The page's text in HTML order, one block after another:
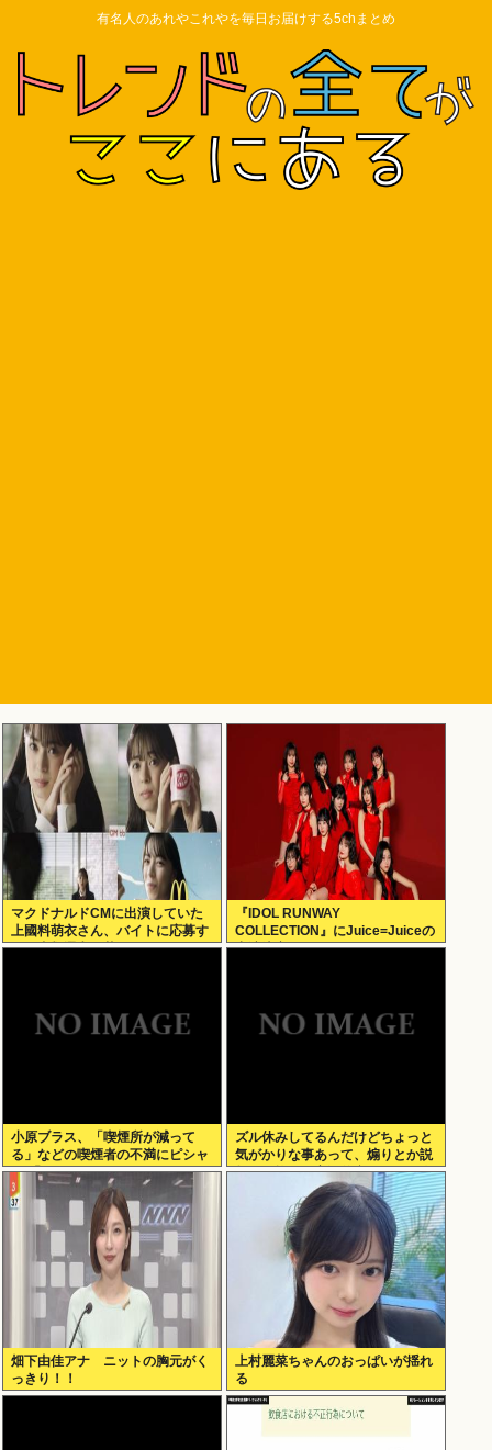
有名人のあれやこれやを毎日お届けする5chまとめ
マクドナルドCMに出演していた
上國料萌衣さん、バイトに応募す
るも書類選考で落ちる
『IDOL RUNWAY
COLLECTION』にJuice=Juiceの
出演決定
小原ブラス、「喫煙所が減って
る」などの喫煙者の不満にピシャ
リ 「じゃあやめれば？タバコなん
て家でだけ吸ってればいい」
ズル休みしてるんだけどちょっと
気がかりな事あって、煽りとか説
教とか抜きに客観的意見くれる人
だけきてくれ
畑下由佳アナ ニットの胸元がく
っきり！！
上村麗菜ちゃんのおっぱいが揺れ
る